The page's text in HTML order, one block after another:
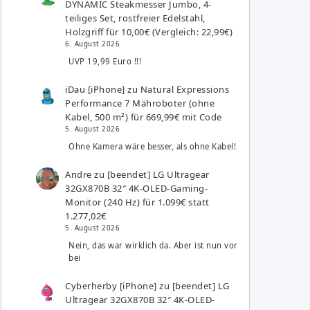
DYNAMIC Steakmesser Jumbo, 4-
teiliges Set, rostfreier Edelstahl,
Holzgriff für 10,00€ (Vergleich: 22,99€)
6. August 2026
UVP 19,99 Euro !!!
iDau [iPhone] zu Natural Expressions
Performance 7 Mähroboter (ohne
Kabel, 500 m²) für 669,99€ mit Code
5. August 2026
Ohne Kamera wäre besser, als ohne Kabel!
Andre zu [beendet] LG Ultragear
32GX870B 32″ 4K-OLED-Gaming-
Monitor (240 Hz) für 1.099€ statt
1.277,02€
5. August 2026
Nein, das war wirklich da. Aber ist nun vor
bei
Cyberherby [iPhone] zu [beendet] LG
Ultragear 32GX870B 32″ 4K-OLED-